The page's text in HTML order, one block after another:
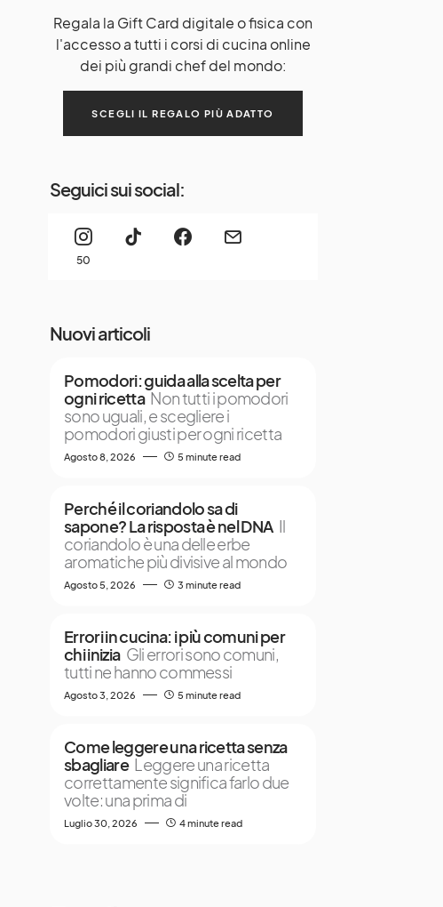
Regala la Gift Card digitale o fisica con
l'accesso a tutti i corsi di cucina online
dei più grandi chef del mondo:
SCEGLI IL REGALO PIÙ ADATTO
Seguici sui social:
50
Nuovi articoli
Pomodori: guida alla scelta per
ogni ricetta Non tutti i pomodori
sono uguali, e scegliere i
pomodori giusti per ogni ricetta
Agosto 8, 2026 5 minute read
Perché il coriandolo sa di
sapone? La risposta è nel DNA Il
coriandolo è una delle erbe
aromatiche più divisive al mondo
Agosto 5, 2026 3 minute read
Errori in cucina: i più comuni per
chi inizia Gli errori sono comuni,
tutti ne hanno commessi
Agosto 3, 2026 5 minute read
Come leggere una ricetta senza
sbagliare Leggere una ricetta
correttamente significa farlo due
volte: una prima di
Luglio 30, 2026 4 minute read